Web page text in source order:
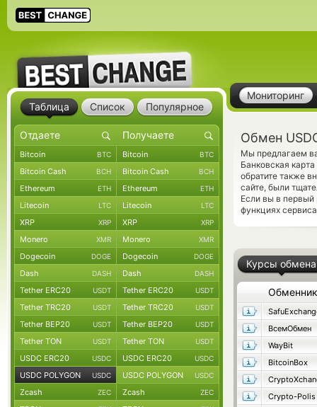
Мониторинг
Обмен
Мы предлагаем
Банковская
обратите также
сайте, были
Если вы в первый
функциях
Курсы обмена
Обменник
ВсемОбмен
WayBit
BitcoinBox
Crypto-Polis
Таблица Список Популярное
Bitcoin BTC Bitcoin BTC
Bitcoin Cash BCH Bitcoin Cash BCH
Ethereum ETH Ethereum ETH
Litecoin LTC Litecoin LTC
XRP XRP XRP XRP
Monero XMR Monero XMR
Dogecoin DOGE Dogecoin DOGE
Dash DASH Dash DASH
Tether ERC20 USDT Tether ERC20 USDT
Tether TRC20 USDT Tether TRC20 USDT
Tether BEP20 USDT Tether BEP20 USDT
Tether TON USDT Tether TON USDT
USDC ERC20 USDC USDC ERC20 USDC
USDC POLYGON USDC USDC POLYGON USDC
Zcash ZEC Zcash ZEC